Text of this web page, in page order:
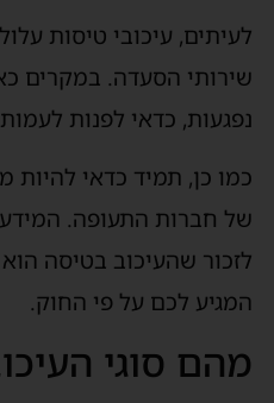
לעיתים, עיכובי טיסות
שירותי הסעדה. במקרים
נפגעות, כדאי לפנות
כמו כן, תמיד כדאי
של חברות התעופה. המידע
לזכור שהעיכוב בטיסה
המגיע לכם על פי החוק.
מהם סוגי